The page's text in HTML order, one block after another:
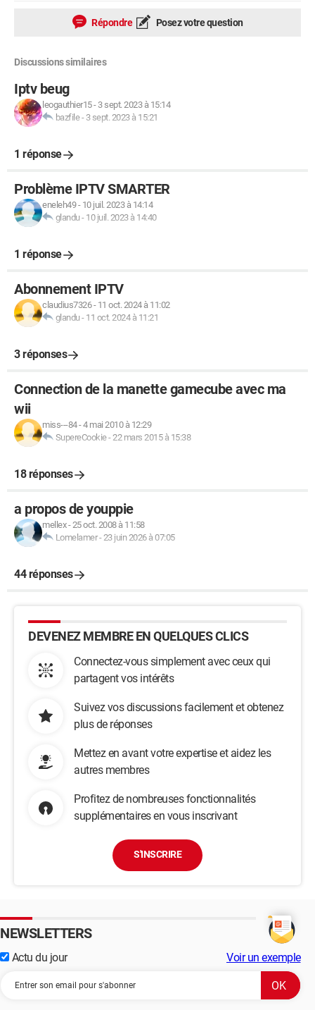
Répondre Posez votre question
Discussions similaires
Iptv beug
leogauthier15- 3 sept. 2023 à 15:14
bazfile- 3 sept. 2023 à 15:21
1 réponse
Problème IPTV SMARTER
eneleh49- 10 juil. 2023 à 14:14
glandu- 10 juil. 2023 à 14:40
1 réponse
Abonnement IPTV
claudius7326- 11 oct. 2024 à 11:02
glandu- 11 oct. 2024 à 11:21
3 réponses
Connection de la manette gamecube avec ma
wii
miss---84-4 mai 2010 à 12:29
SupereCookie-22 mars 2015 à 15:38
18 réponses
a propos de youppie
mellex-25 oct. 2008 à 11:58
Lomelamer-23 juin 2026 à 07:05
44 réponses
DEVENEZ MEMBRE EN QUELQUES CLICS
Connectez-vous simplement avec ceux qui
partagent vos intérêts
Suivez vos discussions facilement et obtenez
plus de réponses
Mettez en avant votre expertise et aidez les
autres membres
Profitez de nombreuses fonctionnalités
supplémentaires en vous inscrivant
S'INSCRIRE
NEWSLETTERS
Actu du jour Voir un exemple